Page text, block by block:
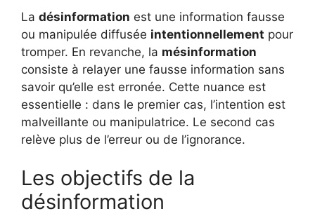
La désinformation est une information fausse
ou manipulée diffusée intentionnellement pour
tromper. En revanche, la mésinformation
consiste à relayer une fausse information sans
savoir qu’elle est erronée. Cette nuance est
essentielle : dans le premier cas, l’intention est
malveillante ou manipulatrice. Le second cas
relève plus de l’erreur ou de l’ignorance.
Les objectifs de la
désinformation